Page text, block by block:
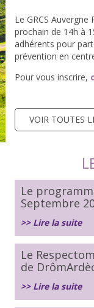
Le GRCS
prochain de 14h à
adhérents pour
prévention en
Pour vous inscrire,
VOIR TOUTES
Le
Septembre
>> Lire la suite
Le
de
>> Lire la suite